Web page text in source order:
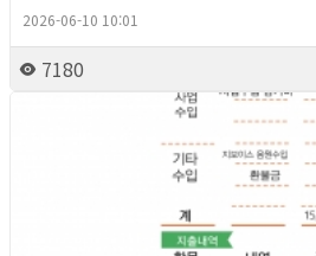
2026-06-10 10:01
7180